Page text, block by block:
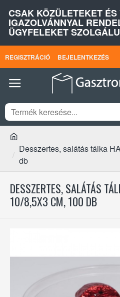
CSAK KÖZÜLETEKET
IGAZOLVÁNNYAL
ÜGYFELEKET
REGISZTRÁCIÓ BEJELENTKEZÉS
Desszertes, salátás tálka
db
DESSZERTES, SALÁTÁS
10/8,5X3 CM, 100 DB